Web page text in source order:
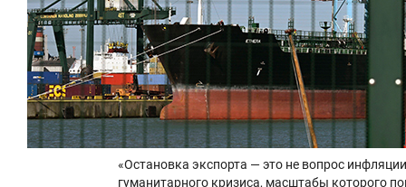
«Остановка экспорта — это не вопрос
гуманитарного кризиса, масштабы которого